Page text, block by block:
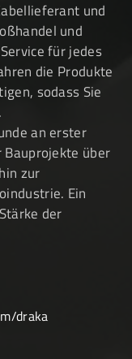
und
und
für jedes
die Produkte
sodass Sie
an erster
Bauprojekte über
zur
Ein
der
draka